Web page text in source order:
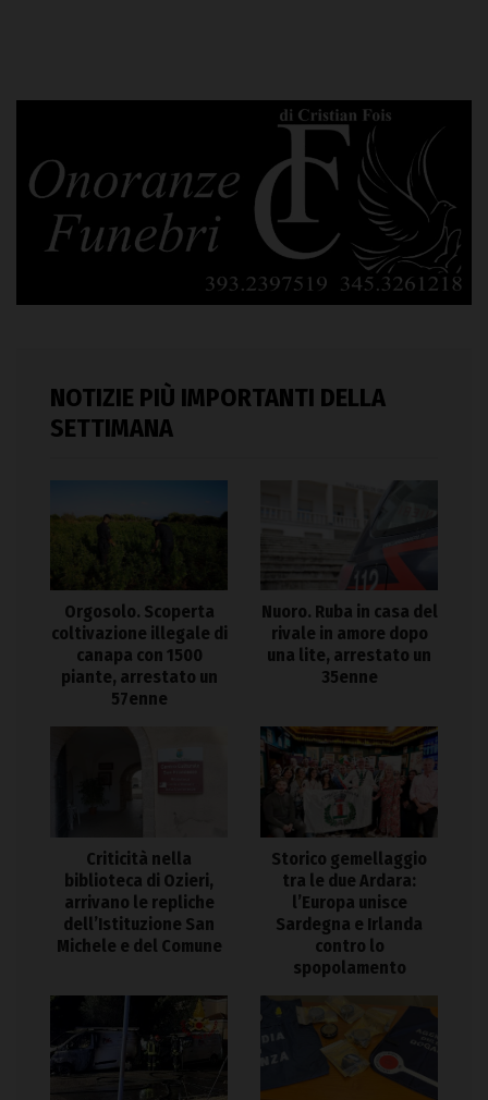
NOTIZIE PIÙ IMPORTANTI DELLA
SETTIMANA
Orgosolo. Scoperta
coltivazione illegale di
canapa con 1500
piante, arrestato un
57enne
Nuoro. Ruba in casa del
rivale in amore dopo
una lite, arrestato un
35enne
Criticità nella
biblioteca di Ozieri,
arrivano le repliche
dell’Istituzione San
Michele e del Comune
Storico gemellaggio
tra le due Ardara:
l’Europa unisce
Sardegna e Irlanda
contro lo
spopolamento